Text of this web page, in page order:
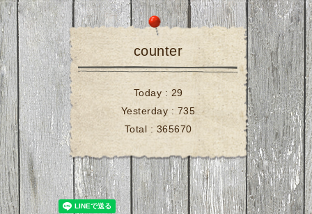
counter
Today : 29
Yesterday : 735
Total : 365670